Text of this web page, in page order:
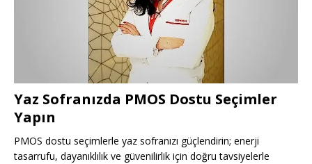
Yaz Sofranızda PMOS Dostu Seçimler
Yapın
PMOS dostu seçimlerle yaz sofranızı güçlendirin; enerji
tasarrufu, dayanıklılık ve güvenilirlik için doğru tavsiyelerle